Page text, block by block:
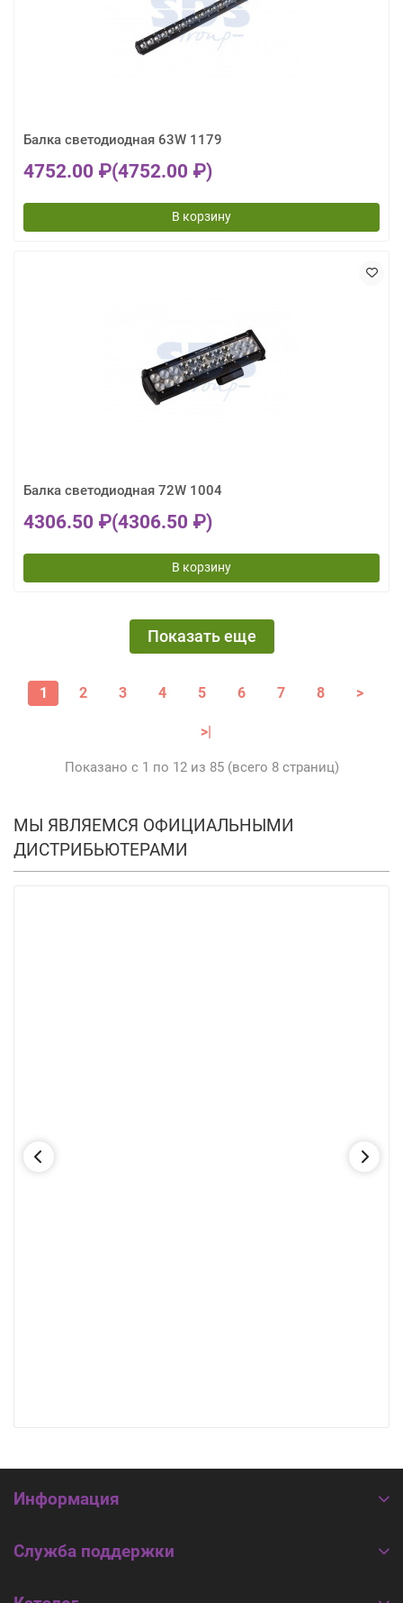
Балка светодиодная 63W 1179
4752.00 ₽(4752.00 ₽)
В корзину
Балка светодиодная 72W 1004
4306.50 ₽(4306.50 ₽)
В корзину
Показать еще
1 2 3 4 5 6 7 8 >
>|
Показано с 1 по 12 из 85 (всего 8 страниц)
МЫ ЯВЛЯЕМСЯ ОФИЦИАЛЬНЫМИ
ДИСТРИБЬЮТЕРАМИ
Информация
Служба поддержки